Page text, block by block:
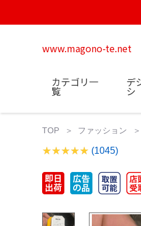
www.magono-te.net
カテゴリ一
覧
デ
シ
TOP ファッション
(1045)